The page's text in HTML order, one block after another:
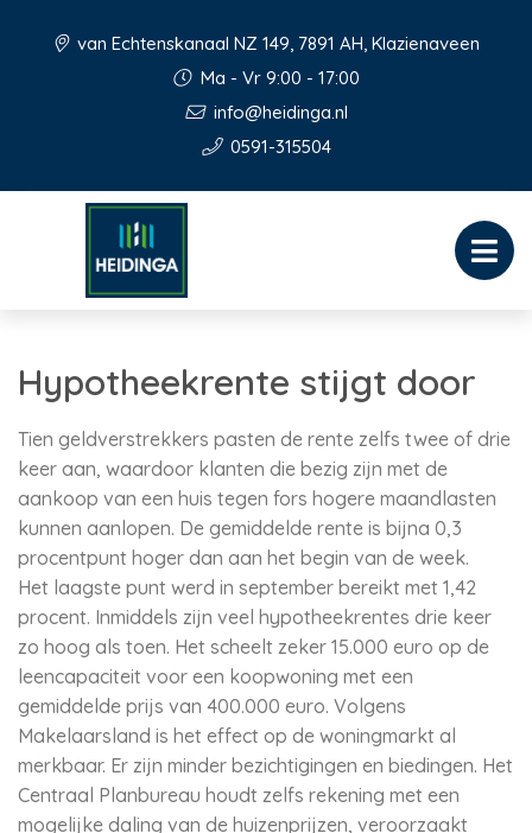
van Echtenskanaal NZ 149, 7891 AH, Klazienaveen
Ma - Vr 9:00 - 17:00
info@heidinga.nl
0591-315504
Hypotheekrente stijgt door
Tien geldverstrekkers pasten de rente zelfs twee of drie
keer aan, waardoor klanten die bezig zijn met de
aankoop van een huis tegen fors hogere maandlasten
kunnen aanlopen. De gemiddelde rente is bijna 0,3
procentpunt hoger dan aan het begin van de week.
Het laagste punt werd in september bereikt met 1,42
procent. Inmiddels zijn veel hypotheekrentes drie keer
zo hoog als toen. Het scheelt zeker 15.000 euro op de
leencapaciteit voor een koopwoning met een
gemiddelde prijs van 400.000 euro. Volgens
Makelaarsland is het effect op de woningmarkt al
merkbaar. Er zijn minder bezichtigingen en biedingen. Het
Centraal Planbureau houdt zelfs rekening met een
mogelijke daling van de huizenprijzen, veroorzaakt